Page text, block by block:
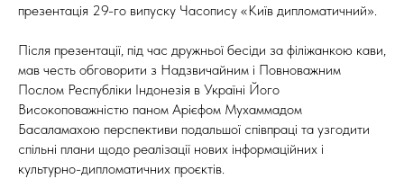
презентація 29-го випуску Часопису «Київ дипломатичний».
Після презентації, під час дружньої бесіди за філіжанкою кави,
мав честь обговорити з Надзвичайним і Повноважним
Послом Республіки Індонезія в Україні Його
Високоповажністю паном Арієфом Мухаммадом
Басаламахою перспективи подальшої співпраці та узгодити
спільні плани щодо реалізації нових інформаційних і
культурно-дипломатичних проєктів.